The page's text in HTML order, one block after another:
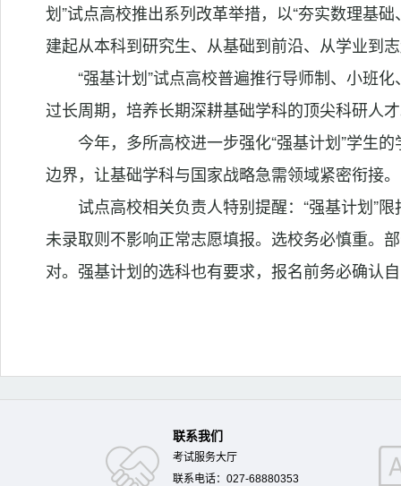
划”试点高校推出系列改革举措，以“夯实数理基
建起从本科到研究生、从基础到前沿、从学业到
“强基计划”试点高校普遍推行导师制、小班
过长周期，培养长期深耕基础学科的顶尖科研人
今年，多所高校进一步强化“强基计划”学生
边界，让基础学科与国家战略急需领域紧密衔接。
试点高校相关负责人特别提醒：“强基计划”
未录取则不影响正常志愿填报。选校务必慎重。
对。强基计划的选科也有要求，报名前务必确认
联系我们
考试服务大厅
联系电话：027-68880353